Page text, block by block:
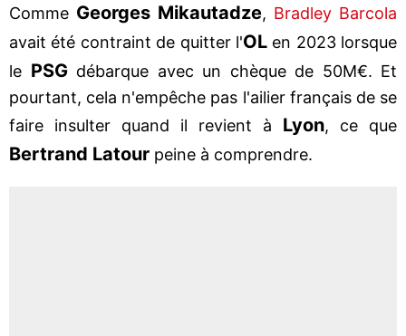
Comme Georges Mikautadze, Bradley Barcola
avait été contraint de quitter l'OLen 2023 lorsque
le PSG débarque avec un chèque de 50M€. Et
pourtant, cela n'empêche pas l'ailier français de se
faire insulter quand il revient à Lyon, ce que
Bertrand Latour peine à comprendre.